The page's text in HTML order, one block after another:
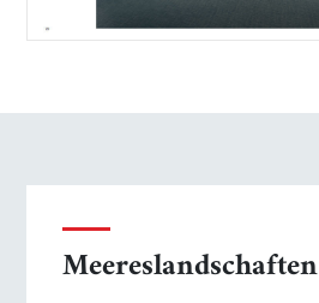
Meereslandschaften